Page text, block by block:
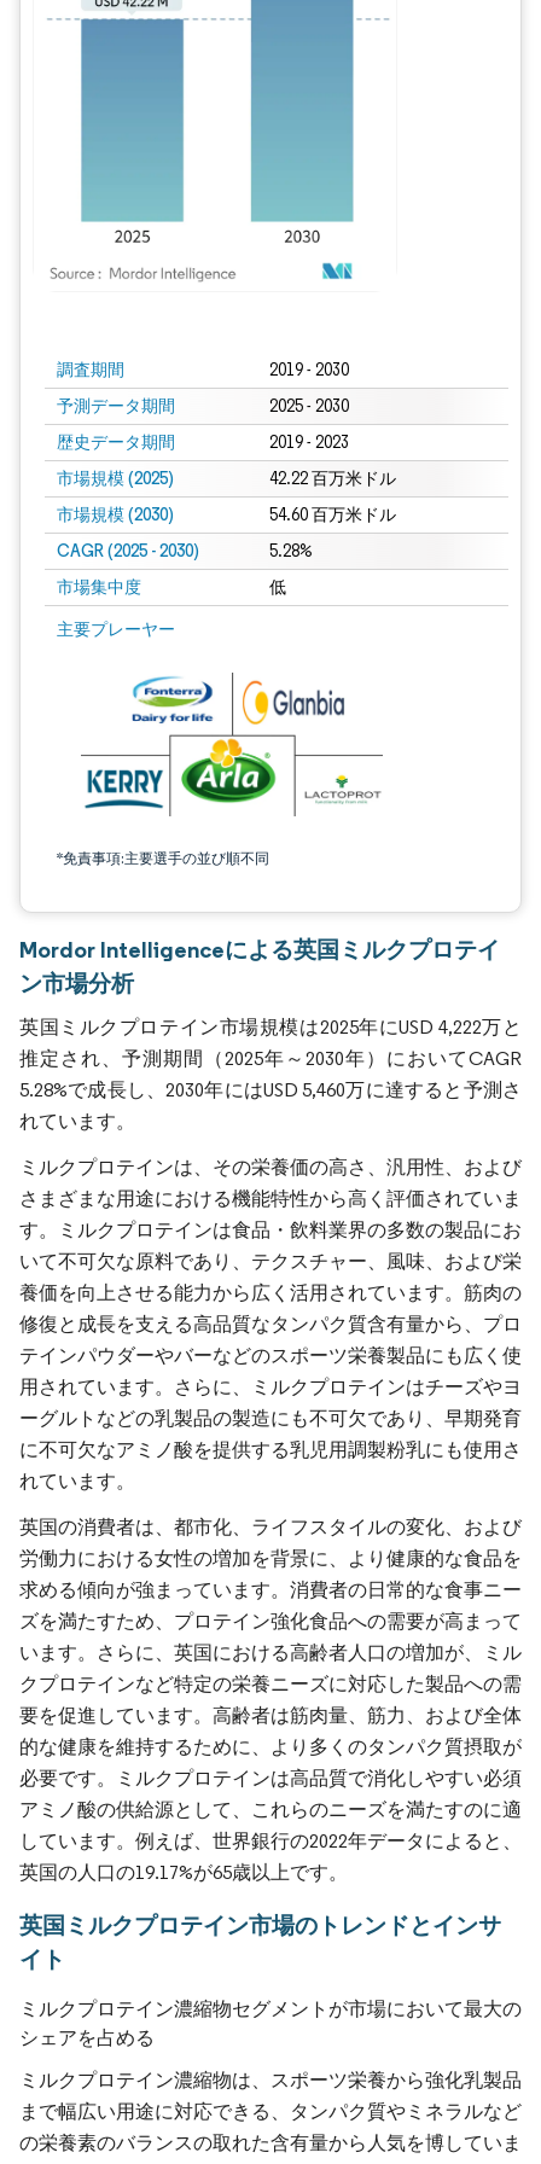
調査期間 2019 - 2030
予測データ期間 2025 - 2030
歴史データ期間 2019 - 2023
市場規模 (2025) 42.22 百万米ドル
市場規模 (2030) 54.60 百万米ドル
CAGR (2025 - 2030) 5.28%
市場集中度 低
主要プレーヤー
*免責事項:主要選手の並び順不同
Mordor Intelligenceによる英国ミルクプロテイ
ン市場分析
英国ミルクプロテイン市場規模は2025年にUSD 4,222万と
推定され、予測期間（2025年～2030年）においてCAGR
5.28%で成長し、2030年にはUSD 5,460万に達すると予測さ
れています。
ミルクプロテインは、その栄養価の高さ、汎用性、および
さまざまな用途における機能特性から高く評価されていま
す。ミルクプロテインは食品・飲料業界の多数の製品にお
いて不可欠な原料であり、テクスチャー、風味、および栄
養価を向上させる能力から広く活用されています。筋肉の
修復と成長を支える高品質なタンパク質含有量から、プロ
テインパウダーやバーなどのスポーツ栄養製品にも広く使
用されています。さらに、ミルクプロテインはチーズやヨ
ーグルトなどの乳製品の製造にも不可欠であり、早期発育
に不可欠なアミノ酸を提供する乳児用調製粉乳にも使用さ
れています。
英国の消費者は、都市化、ライフスタイルの変化、および
労働力における女性の増加を背景に、より健康的な食品を
求める傾向が強まっています。消費者の日常的な食事ニー
ズを満たすため、プロテイン強化食品への需要が高まって
います。さらに、英国における高齢者人口の増加が、ミル
クプロテインなど特定の栄養ニーズに対応した製品への需
要を促進しています。高齢者は筋肉量、筋力、および全体
的な健康を維持するために、より多くのタンパク質摂取が
必要です。ミルクプロテインは高品質で消化しやすい必須
アミノ酸の供給源として、これらのニーズを満たすのに適
しています。例えば、世界銀行の2022年データによると、
英国の人口の19.17%が65歳以上です。
英国ミルクプロテイン市場のトレンドとインサ
イト
ミルクプロテイン濃縮物セグメントが市場において最大の
シェアを占める
ミルクプロテイン濃縮物は、スポーツ栄養から強化乳製品
まで幅広い用途に対応できる、タンパク質やミネラルなど
の栄養素のバランスの取れた含有量から人気を博していま